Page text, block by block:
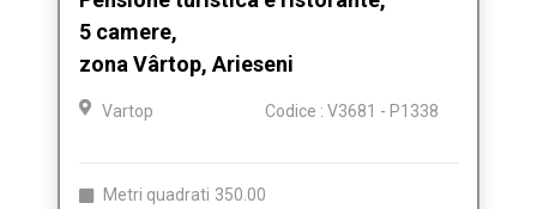
5 camere,
zona Vârtop, Arieseni
Vartop Codice : V3681 - P1338
Metri quadrati 350.00